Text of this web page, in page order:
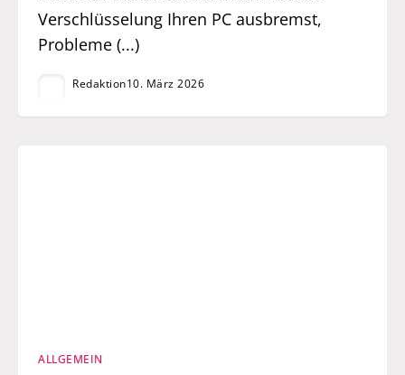
Verschlüsselung Ihren PC ausbremst,
Probleme (...)
Redaktion10. März 2026
ALLGEMEIN